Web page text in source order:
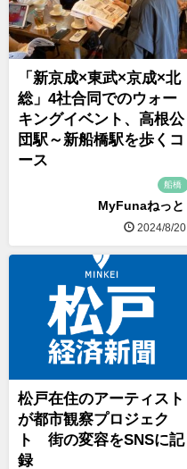
「新京成×東武×京成×北
総」4社合同でのウォー
キングイベント、高根公
団駅～新船橋駅を歩くコ
ース
船橋
MyFunaねっと
2024/8/20
松戸在住のアーティスト
が都市観察プロジェク
ト 街の変容をSNSに記
録